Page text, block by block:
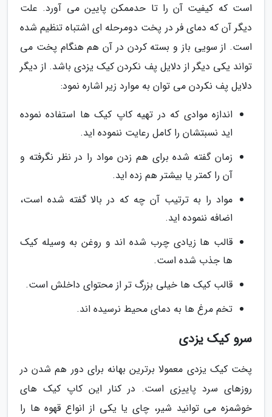
است که کیفیت آن را تا حدممکن پایین می آورد. علت
دیگر آن که دمای فر در پخت دومرحله ای اشتباه تنظیم شده
است. از سویی باز و بسته کردن در آن هم هنگام پخت می
تواند یکی دیگر از دلایل پف نکردن کیک یزدی باشد. از دیگر
دلایل پف نکردن می توان به موارد زیر اشاره نمود:
اندازه موادی که در تهیه کاپ کیک ها استفاده نموده
اید نسبتشان را کامل رعایت ننموده اید.
زمان گفته شده برای هم زدن مواد را در نظر نگرفته و
آن را کمتر یا بیشتر هم زده اید.
مواد را به ترتیب آن چه که در بالا گفته شده است،
اضافه ننموده اید.
قالب ها زیادی چرب شده اند و روغن به وسیله کیک
ها جذب شده است.
قالب کیک ها خیلی بزرگ تر از محتوای داخلش است.
تخم مرغ ها به دمای محیط نرسیده اند.
سرو کیک یزدی
پخت کیک یزدی معمولا برترین بهانه برای دور هم شدن در
روزهای سرد پاییزی است. در کنار این کاپ کیک های
خوشمزه می توانید شیر، چای یا یکی از انواع قهوه ها را